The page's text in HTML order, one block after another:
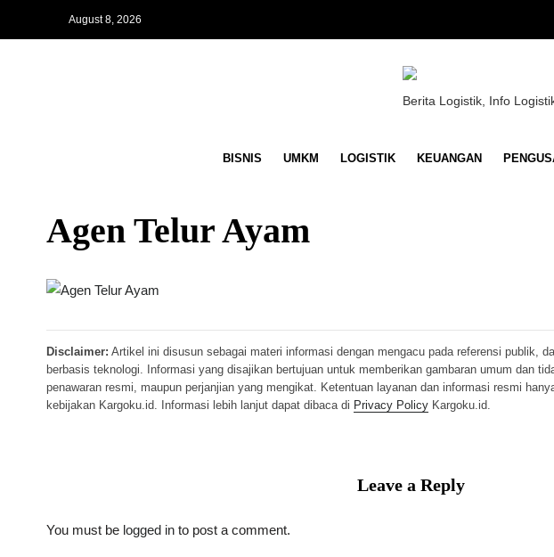
August 8, 2026
Berita Logistik, Info
BISNIS UMKM LOGISTIK KEUANGAN
Agen Telur Ayam
Disclaimer: Artikel ini disusun sebagai materi informasi dengan mengacu pada referensi publik,
berbasis teknologi. Informasi yang disajikan bertujuan untuk memberikan gambaran umum dan
penawaran resmi, maupun perjanjian yang mengikat. Ketentuan layanan dan informasi resmi
kebijakan Kargoku.id. Informasi lebih lanjut dapat dibaca di Privacy Policy Kargoku.id.
Leave a Reply
You must be logged in to post a comment.